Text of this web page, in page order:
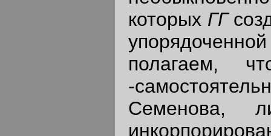
которых ГГ
полагаем,
-
Семенова,